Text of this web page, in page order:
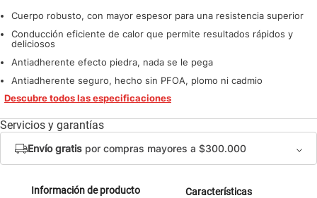
Cuerpo robusto, con mayor espesor para una resistencia superior
Conducción eficiente de calor que permite resultados rápidos y
deliciosos
Antiadherente efecto piedra, nada se le pega
Antiadherente seguro, hecho sin PFOA, plomo ni cadmio
Descubre todos las especificaciones
Servicios y garantías
Envío gratis por compras mayores a $300.000
Información de producto Características